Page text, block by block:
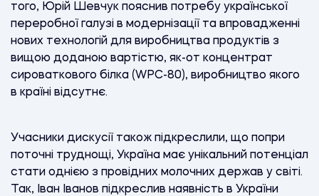
того, Юрій Шевчук пояснив потребу української
переробної галузі в модернізації та впровадженні
нових технологій для виробництва продуктів з
вищою доданою вартістю, як-от концентрат
сироваткового білка (WPC-80), виробництво якого
в країні відсутнє.
Учасники дискусії також підкреслили, що попри
поточні труднощі, Україна має унікальний потенціал
стати однією з провідних молочних держав у світі.
Так, Іван Іванов підкреслив наявність в України